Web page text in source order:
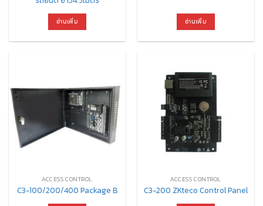
อ่านเพิ่ม อ่านเพิ่ม
ACCESS CONTROL
C3-100/200/400 Package B
ACCESS CONTROL
C3-200 ZKteco Control Panel